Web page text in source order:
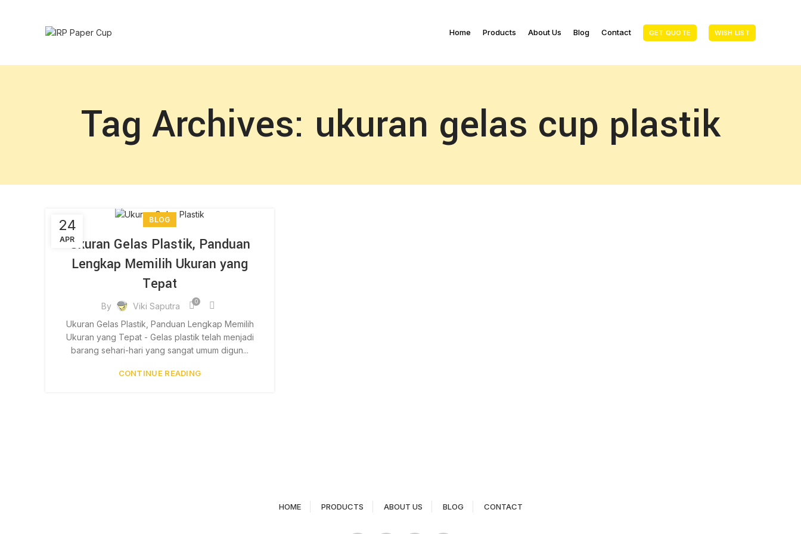
Home Products About Us Blog Contact GET QUOTE WISH LIST
Tag Archives: ukuran gelas cup plastik
24
APR
BLOG
Ukuran Gelas Plastik, Panduan
Lengkap Memilih Ukuran yang
Tepat
By Viki Saputra 0
Ukuran Gelas Plastik, Panduan Lengkap Memilih
Ukuran yang Tepat - Gelas plastik telah menjadi
barang sehari-hari yang sangat umum digun...
CONTINUE READING
HOME PRODUCTS ABOUT US BLOG CONTACT